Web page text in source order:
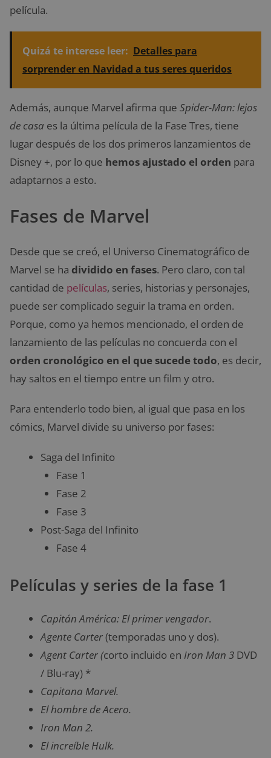
película.
Quizá te interese leer: Detalles para
sorprender en Navidad a tus seres queridos
Además, aunque Marvel afirma que Spider-Man: lejos
de casa es la última película de la Fase Tres, tiene
lugar después de los dos primeros lanzamientos de
Disney +, por lo que hemos ajustado el orden para
adaptarnos a esto.
Fases de Marvel
Desde que se creó, el Universo Cinematográfico de
Marvel se ha dividido en fases. Pero claro, con tal
cantidad de películas, series, historias y personajes,
puede ser complicado seguir la trama en orden.
Porque, como ya hemos mencionado, el orden de
lanzamiento de las películas no concuerda con el
orden cronológico en el que sucede todo, es decir,
hay saltos en el tiempo entre un film y otro.
Para entenderlo todo bien, al igual que pasa en los
cómics, Marvel divide su universo por fases:
Saga del Infinito
Fase 1
Fase 2
Fase 3
Post-Saga del Infinito
Fase 4
Películas y series de la fase 1
Capitán América: El primer vengador.
Agente Carter(temporadas uno y dos).
Agent Carter (corto incluido en Iron Man 3 DVD
/ Blu-ray) *
Capitana Marvel.
El hombre de Acero.
Iron Man 2.
El increíble Hulk.